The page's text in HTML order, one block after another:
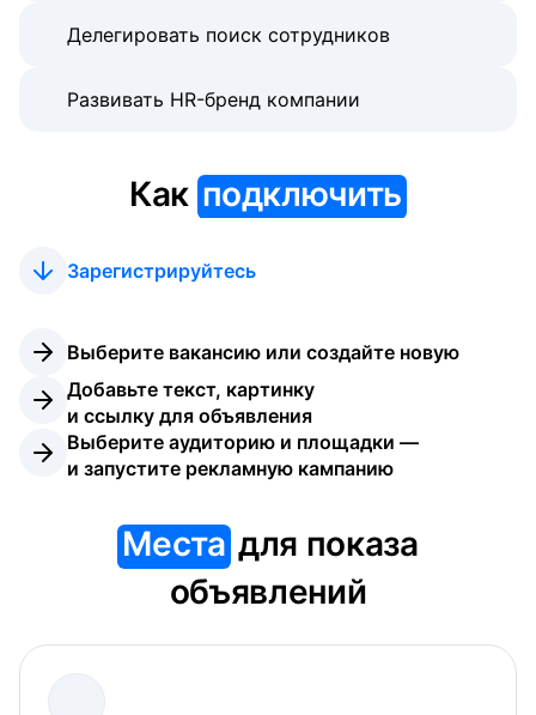
Делегировать поиск сотрудников
Развивать HR-бренд компании
Как подключить
Зарегистрируйтесь
Выберите вакансию или создайте новую
Добавьте текст, картинку
и ссылку для объявления
Выберите аудиторию и площадки —
и запустите рекламную кампанию
Местадля показа
объявлений